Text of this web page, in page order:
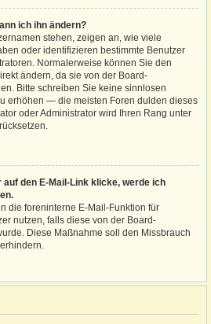
ich ihn ändern?
stehen, zeigen an, wie viele
oder identifizieren bestimmte Benutzer
Normalerweise können Sie den
ändern, da sie von der Board-
Bitte schreiben Sie keine sinnlosen
erhöhen — die meisten Foren dulden dieses
oder Administrator wird Ihren Rang unter
den E-Mail-Link klicke, werde ich
die foreninterne E-Mail-Funktion für
nutzen, falls diese von der Board-
Diese Maßnahme soll den Missbrauch